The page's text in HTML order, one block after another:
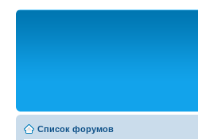
Список форумов